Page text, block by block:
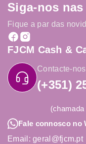
Siga-nos
Fique a par das
FJCM Cash &
Contacte-
(+351)
Fale connosco no
Email: geral@fjcm.pt